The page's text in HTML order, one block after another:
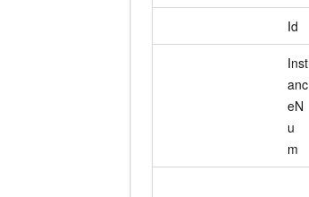
Id
Inst
anc
eN
u
m